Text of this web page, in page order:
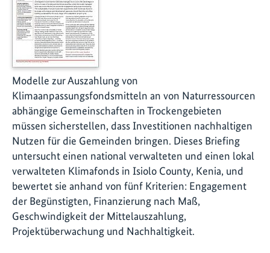
Modelle zur Auszahlung von
Klimaanpassungsfondsmitteln an von Naturressourcen
abhängige Gemeinschaften in Trockengebieten
müssen sicherstellen, dass Investitionen nachhaltigen
Nutzen für die Gemeinden bringen. Dieses Briefing
untersucht einen national verwalteten und einen lokal
verwalteten Klimafonds in Isiolo County, Kenia, und
bewertet sie anhand von fünf Kriterien: Engagement
der Begünstigten, Finanzierung nach Maß,
Geschwindigkeit der Mittelauszahlung,
Projektüberwachung und Nachhaltigkeit.